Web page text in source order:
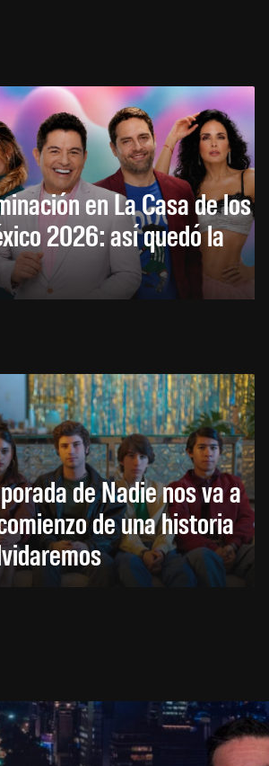
en La Casa de los
2026: así quedó la
de Nadie nos va a
de una historia